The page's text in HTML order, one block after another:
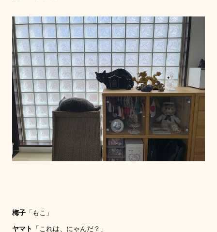
梅子「もこ」
ヤマト 「これは、にゃんだ？」